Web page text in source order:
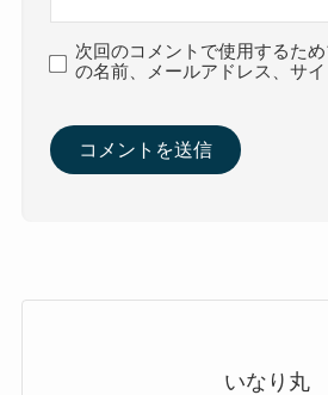
次回のコメントで使用するた
の名前、メールアドレス、サイ
いなり丸